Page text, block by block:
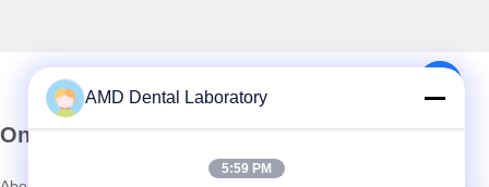
Onze Nieuwsbrief
AMD Dental Laboratory
5:59 PM